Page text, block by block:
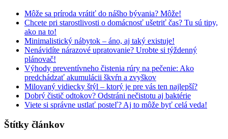
Môže sa príroda vrátiť do nášho bývania? Môže!
Chcete pri starostlivosti o domácnosť ušetriť čas? Tu sú tipy,
ako na to!
Minimalistický nábytok – áno, aj taký existuje!
Nenávidíte nárazové upratovanie? Urobte si týždenný
plánovač!
Výhody preventívneho čistenia rúry na pečenie: Ako
predchádzať akumulácii škvŕn a zvyškov
Milovaný vidiecky štýl – ktorý je pre vás ten najlepší?
Dobrý čistič odtokov? Odstráni nečistotu aj baktérie
Viete si správne ustlať posteľ? Aj to môže byť celá veda!
Štítky článkov